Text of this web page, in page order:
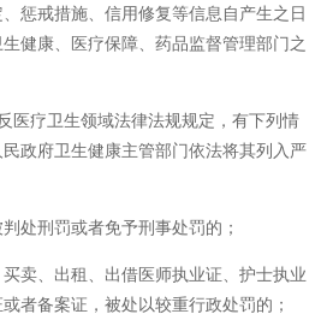
惩戒措施、信用修复等信息自产生之日
健康、医疗保障、药品监督管理部门之
医疗卫生领域法律法规规定，有下列情
政府卫生健康主管部门依法将其列入严
判处刑罚或者免予刑事处罚的；
买卖、出租、出借医师执业证、护士执业
者备案证，被处以较重行政处罚的；